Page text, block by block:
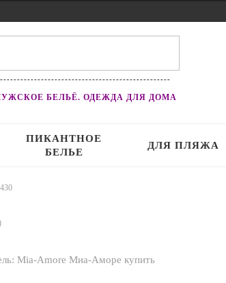
БЕЛЬЁ. ОДЕЖДА ДЛЯ ДОМА
ПИКАНТНОЕ
БЕЛЬЕ
ДЛЯ ПЛЯЖА
Mia-Amore Миа-Аморе купить